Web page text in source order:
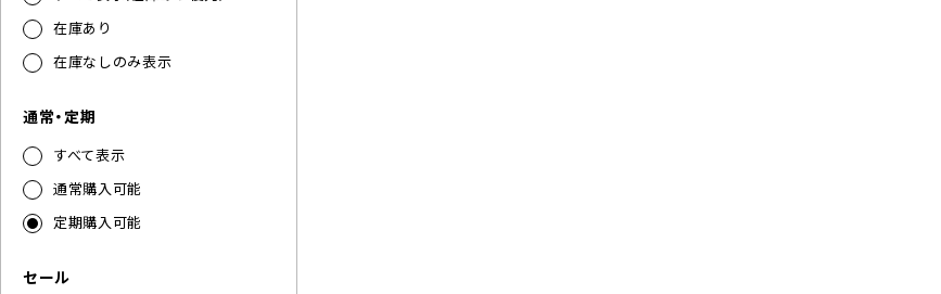
在庫あり
在庫なしのみ表示
通常・定期
すべて表示
通常購入可能
定期購入可能
セール